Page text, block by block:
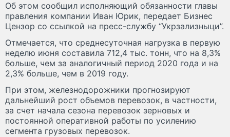
Об этом сообщил исполняющий обязанности главы
правления компании Иван Юрик, передает Бизнес
Цензор со ссылкой на пресс-службу “Укрзализныци”.
Отмечается, что среднесуточная нагрузка в первую
неделю июня составила 712,4 тыс. тонн, что на 8,3%
больше, чем за аналогичный период 2020 года и на
2,3% больше, чем в 2019 году.
При этом, железнодорожники прогнозируют
дальнейший рост объемов перевозок, в частности,
за счет начала сезона перевозок зерновых и
постоянной оперативной работы по усилению
сегмента грузовых перевозок.